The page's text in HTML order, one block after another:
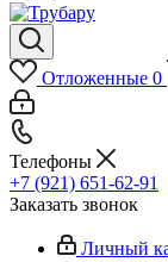
Отложенные 0
Телефоны
+7 (921) 651-62-91
Заказать звонок
Личный